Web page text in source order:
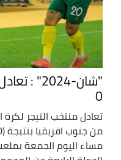
تعادل منتخب النيجر لكرة
مساء اليوم الجمعة